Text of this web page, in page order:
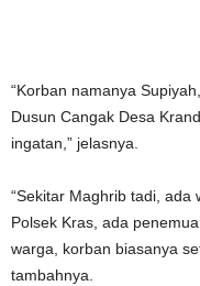
“Korban namanya
Dusun Cangak Desa
ingatan,” jelasnya.
“Sekitar Maghrib tadi,
Polsek Kras, ada
warga, korban biasanya
tambahnya.